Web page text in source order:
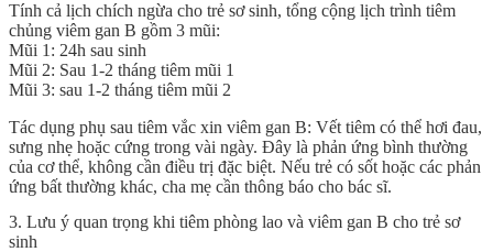
Tính cả lịch chích ngừa cho trẻ sơ sinh, tổng cộng lịch trình tiêm
chủng viêm gan B gồm 3 mũi:
Mũi 1: 24h sau sinh
Mũi 2: Sau 1-2 tháng tiêm mũi 1
Mũi 3: sau 1-2 tháng tiêm mũi 2
Tác dụng phụ sau tiêm vắc xin viêm gan B: Vết tiêm có thể hơi đau,
sưng nhẹ hoặc cứng trong vài ngày. Đây là phản ứng bình thường
của cơ thể, không cần điều trị đặc biệt. Nếu trẻ có sốt hoặc các phản
ứng bất thường khác, cha mẹ cần thông báo cho bác sĩ.
3. Lưu ý quan trọng khi tiêm phòng lao và viêm gan B cho trẻ sơ
sinh